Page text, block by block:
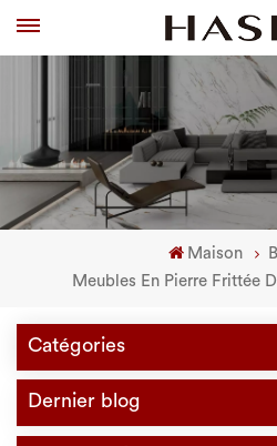
Maison
Meubles En Pierre Frittée
Catégories
Dernier blog